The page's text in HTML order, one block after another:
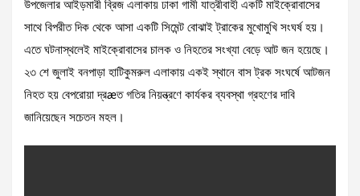
উপজেলার আইড়মারী ব্রিজ এলাকায় ঢাকা গামী যাত্রীবাহী একটি মাইক্রোবাসের
সাথে বিপরীত দিক থেকে আসা একটি সিমেন্ট বোঝাই ট্রাকের মুখোমুখি সংঘর্ষ হয়।
এতে ঘটনাস্থলেই মাইক্রোবাসের চালক ও নিহতের সংখ্যা বেড়ে আট জন হয়েছে।
২৩ শে জুলাই বনপাড়া হাটিকুমরুল এলাকায় একই স্থানে বাস ট্রক সংঘর্ষে আটজন
নিহত হয় বেপরোয়া দ্রæত গতির নিয়ন্ত্রণে কার্যকর ব্যবস্থা গ্রহণের দাবি
জানিয়েছেন সচেতন মহল।